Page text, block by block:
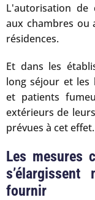
L'autorisation de
aux chambres ou
résidences.
Et dans les
long séjour et les
et patients
extérieurs de
prévues à cet effet.
Les mesures
fournir